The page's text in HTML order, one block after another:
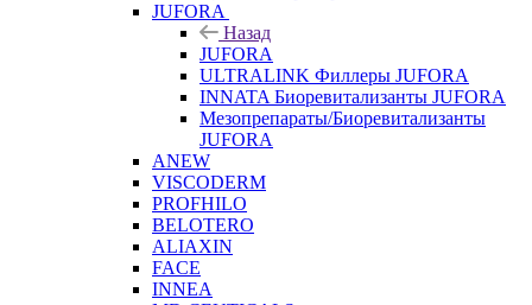
JUFORA
Назад
JUFORA
ULTRALINK Филлеры JUFORA
INNATA Биоревитализанты JUFORA
Мезопрепараты/Биоревитализанты
JUFORA
ANEW
VISCODERM
PROFHILO
BELOTERO
ALIAXIN
FACE
INNEA